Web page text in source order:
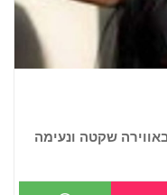
שקטה ונעימה